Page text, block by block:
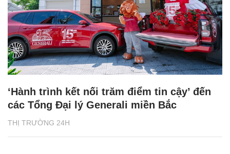
THỊ TRƯỜNG 24H
‘Hành trình kết nối trăm điểm tin cậy’ đến
các Tổng Đại lý Generali miền Bắc